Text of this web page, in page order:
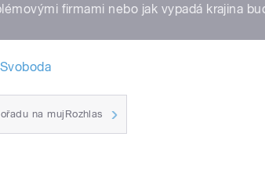
firmami nebo jak vypadá krajina
na mujRozhlas